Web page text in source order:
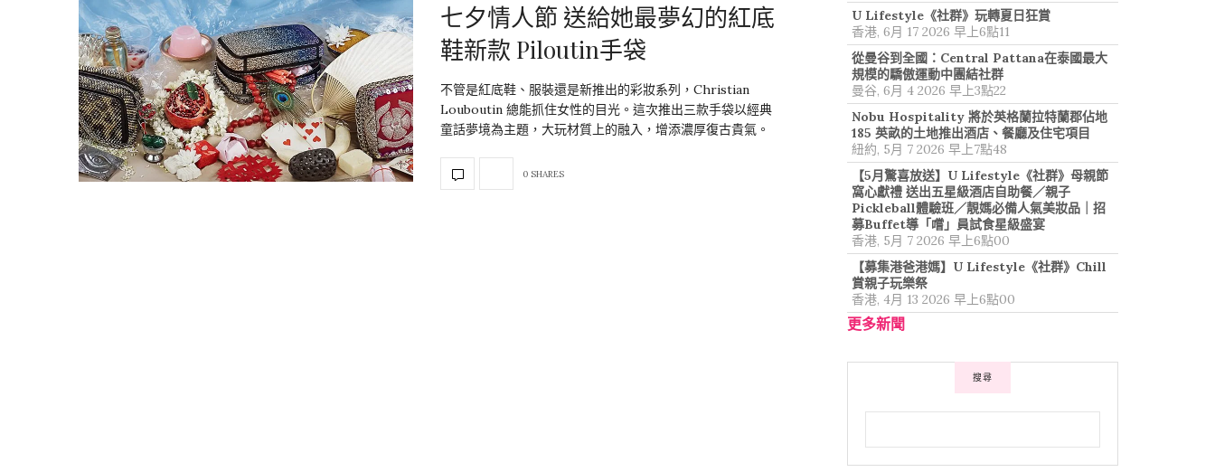
七夕情人節 送給她最夢幻的紅底
鞋新款 Piloutin手袋
不管是紅底鞋、服裝還是新推出的彩妝系列，Christian
Louboutin 總能抓住女性的目光。這次推出三款手袋以經典
童話夢境為主題，大玩材質上的融入，增添濃厚復古貴氣。
0 SHARES
U Lifestyle《社群》玩轉夏日狂賞
香港, 6月 17 2026 早上6點11
從曼谷到全國：Central Pattana在泰國最大
規模的驕傲運動中團結社群
曼谷, 6月 4 2026 早上3點22
Nobu Hospitality 將於英格蘭拉特蘭郡佔地
185 英畝的土地推出酒店、餐廳及住宅項目
紐約, 5月 7 2026 早上7點48
【5月驚喜放送】U Lifestyle《社群》母親節
窩心獻禮 送出五星級酒店自助餐／親子
Pickleball體驗班／靚媽必備人氣美妝品｜招
募Buffet導「嚐」員試食星級盛宴
香港, 5月 7 2026 早上6點00
【募集港爸港媽】U Lifestyle《社群》Chill
賞親子玩樂祭
香港, 4月 13 2026 早上6點00
更多新聞
搜尋